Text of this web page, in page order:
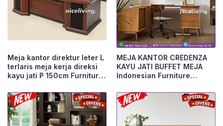
Meja kantor direktur leter L
terlaris meja kerja direksi
kayu jati P 150cm Furniture
MEJA KANTOR CREDENZA
KAYU JATI BUFFET MEJA
Indonesian Furniture